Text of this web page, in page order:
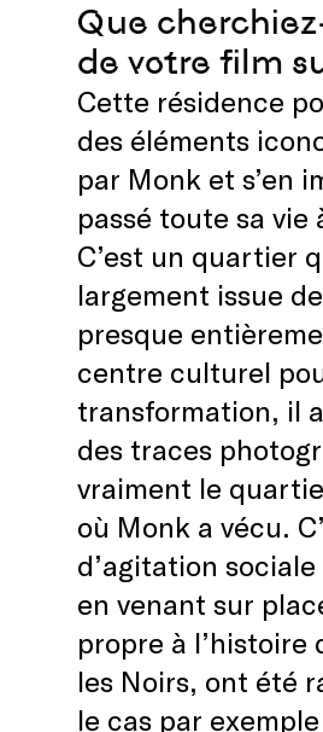
Que
de votre film
Cette résidence
des éléments
par Monk et s’en
passé toute sa vie
C’est un quartier
largement issue
presque
centre culturel
transformation, il
des traces
vraiment le
où Monk a vécu.
d’agitation
en venant sur
propre à
les Noirs, ont été
le cas par